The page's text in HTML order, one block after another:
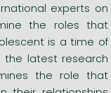
experts on
the roles that
is a time of
the latest research
the role that